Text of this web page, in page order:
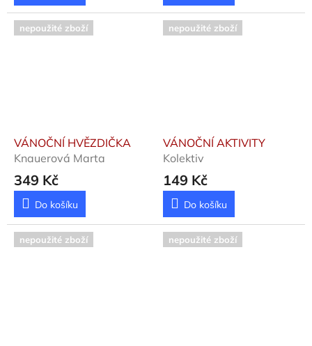
nepoužité zboží
VÁNOČNÍ HVĚZDIČKA
Knauerová Marta
349 Kč
Do košíku
nepoužité zboží
VÁNOČNÍ AKTIVITY
Kolektiv
149 Kč
Do košíku
nepoužité zboží nepoužité zboží